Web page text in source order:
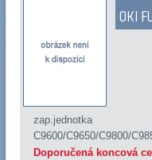
OKI
zap.jednotka
C9600/C9650/C9800/
Doporučená koncová